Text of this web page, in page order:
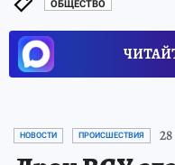
ОБЩЕСТВО
НОВОСТИ ПРОИСШЕСТВИЯ